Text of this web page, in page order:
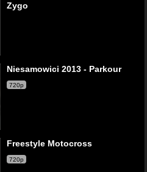
Zygo
Niesamowici 2013 - Parkour
720p
Freestyle Motocross
720p